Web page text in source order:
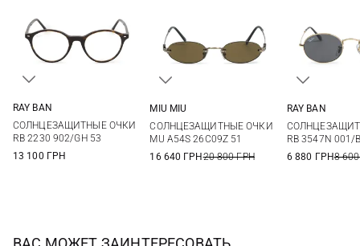
RAY BAN
СОЛНЦЕЗАЩИТНЫЕ ОЧКИ
RB 2230 902/GH 53
13 100 ГРН
MIU MIU
СОЛНЦЕЗАЩИТНЫЕ ОЧКИ
MU A54S 26C09Z 51
16 640 ГРН20 800 ГРН
RAY BAN
RB 3547N 001/
6 880 ГРН8